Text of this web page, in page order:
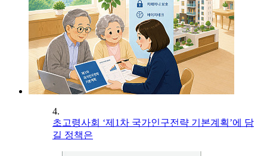
4.
초고령사회 ‘제1차 국가인구전략 기본계획’에 담
길 정책은